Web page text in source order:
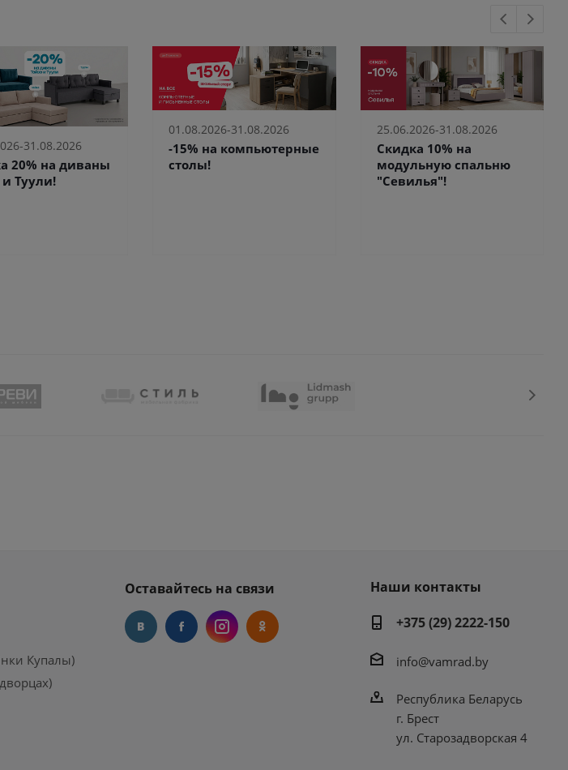
31.08.2026
20% на диваны
Туули!
01.08.2026-31.08.2026
-15% на компьютерные
столы!
25.06.2026-31.08.2026
Скидка 10% на
модульную спальню
"Севилья"!
Купалы)
Оставайтесь на связи
Наши контакты
+375 (29) 2222-150
info@vamrad.by
Республика Беларусь
г. Брест
ул. Старозадворская 4